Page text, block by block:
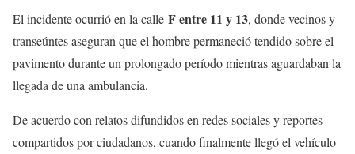
El incidente ocurrió en la calle F entre 11 y 13, donde vecinos y
transeúntes aseguran que el hombre permaneció tendido sobre el
pavimento durante un prolongado período mientras aguardaban la
llegada de una ambulancia.
De acuerdo con relatos difundidos en redes sociales y reportes
compartidos por ciudadanos, cuando finalmente llegó el vehículo